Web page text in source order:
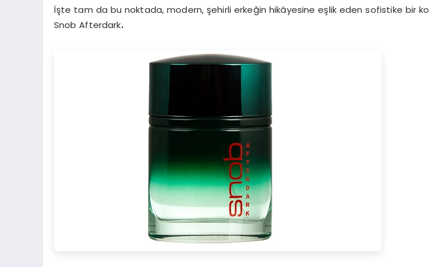
İşte tam da bu noktada, modern, şehirli erkeğin hikâyesine eşlik eden sofistike bir
Snob Afterdark.